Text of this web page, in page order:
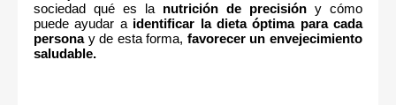
sociedad qué es la nutrición de precisión y cómo
puede ayudar a identificar la dieta óptima para cada
personay de esta forma, favorecer un envejecimiento
saludable.